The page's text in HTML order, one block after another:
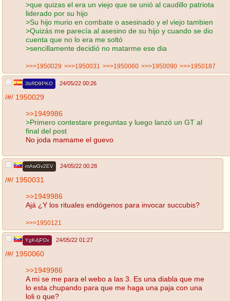
>que quizas el era un viejo que se unió al caudillo patriota
liderado por su hijo
>Su hijo murio en combate o asesinado y el viejo tambien
>Quizás me parecía al asesino de su hijo y cuando se dio
cuenta que no lo era me soltó
>sencillamente decidió no matarme ese dia
>>>1950029 >>>1950031 >>>1950060 >>>1950090 >>>1950187
3bRD9PKO 24/05/22 00:26
/#/ 1950029
>>1949986
>Primero contestare preguntas y luego lanzó un GT al
final del post
No joda mamame el guevo
mAwGv2EV 24/05/22 00:28
/#/ 1950031
>>1949986
Ajá ¿Y los rituales endógenos para invocar succubis?
>>>1950121
YgK4jPDx 24/05/22 01:27
/#/ 1950060
>>1949986
A mi se me para el webo a las 3. Es una diabla que me
lo esta chupando para que me haga una paja con una
loli o que?